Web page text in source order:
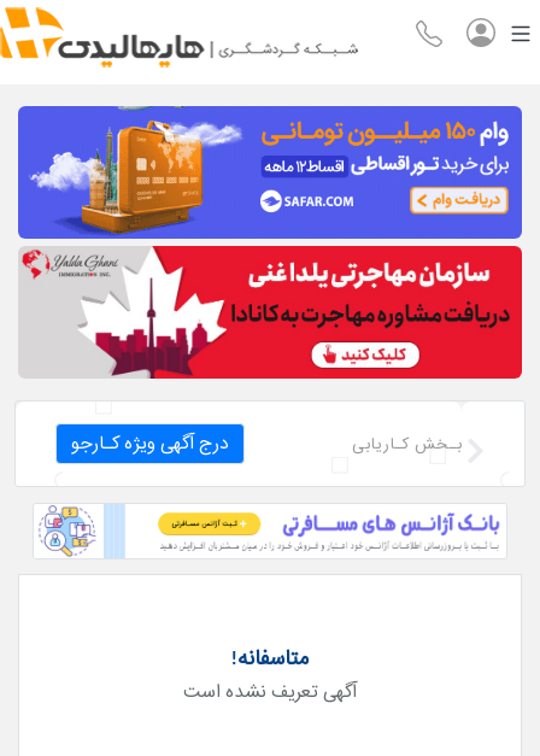
بـخش کـاریابی درج آگهی ویژه کـارجو
متاسفانه!
آگهی تعریف نشده است